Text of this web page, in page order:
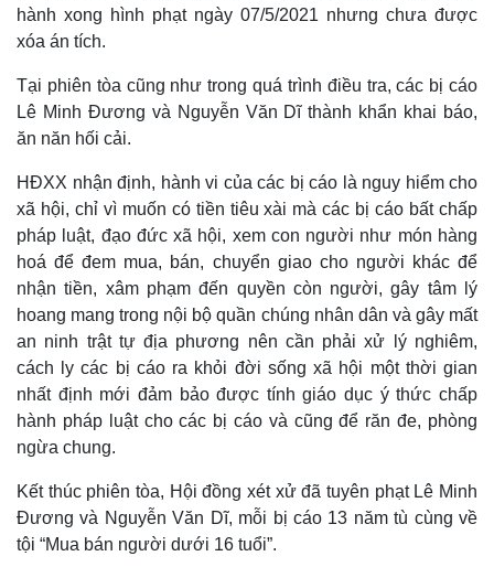
hành xong hình phạt ngày 07/5/2021 nhưng chưa được
xóa án tích.
Tại phiên tòa cũng như trong quá trình điều tra, các bị cáo
Lê Minh Đương và Nguyễn Văn Dĩ thành khẩn khai báo,
ăn năn hối cải.
HĐXX nhận định, hành vi của các bị cáo là nguy hiểm cho
xã hội, chỉ vì muốn có tiền tiêu xài mà các bị cáo bất chấp
pháp luật, đạo đức xã hội, xem con người như món hàng
hoá để đem mua, bán, chuyển giao cho người khác để
nhận tiền, xâm phạm đến quyền còn người, gây tâm lý
hoang mang trong nội bộ quần chúng nhân dân và gây mất
an ninh trật tự địa phương nên cần phải xử lý nghiêm,
cách ly các bị cáo ra khỏi đời sống xã hội một thời gian
nhất định mới đảm bảo được tính giáo dục ý thức chấp
hành pháp luật cho các bị cáo và cũng để răn đe, phòng
ngừa chung.
Kết thúc phiên tòa, Hội đồng xét xử đã tuyên phạt Lê Minh
Đương và Nguyễn Văn Dĩ, mỗi bị cáo 13 năm tù cùng về
tội “Mua bán người dưới 16 tuổi”.